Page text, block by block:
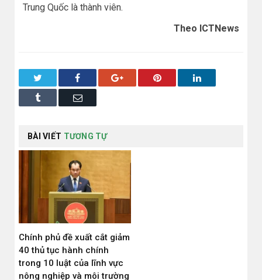
Trung Quốc là thành viên.
Theo ICTNews
Facebook Google+ Pinterest LinkedIn
Tumblr Email
BÀI VIẾT TƯƠNG TỰ
Chính phủ đề xuất cắt giảm
40 thủ tục hành chính
trong 10 luật của lĩnh vực
nông nghiệp và môi trường